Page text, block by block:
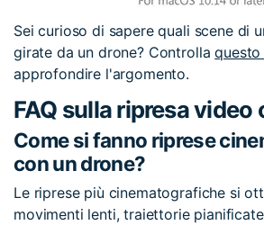
Sei curioso di sapere quali scene di
girate da un drone? Controlla
approfondire l'argomento.
FAQ sulla ripresa video
Come si fanno riprese
con un drone?
Le riprese più cinematografiche si
movimenti lenti, traiettorie